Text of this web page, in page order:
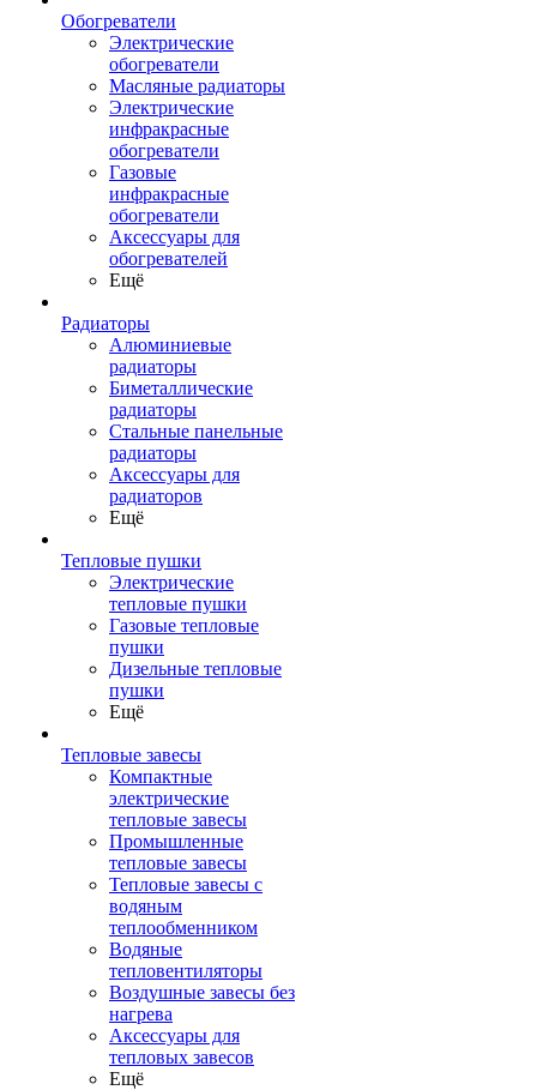
Обогреватели
Электрические
обогреватели
Масляные радиаторы
Электрические
инфракрасные
обогреватели
Газовые
инфракрасные
обогреватели
Аксессуары для
обогревателей
Ещё
Радиаторы
Алюминиевые
радиаторы
Биметаллические
радиаторы
Стальные панельные
радиаторы
Аксессуары для
радиаторов
Ещё
Тепловые пушки
Электрические
тепловые пушки
Газовые тепловые
пушки
Дизельные тепловые
пушки
Ещё
Тепловые завесы
Компактные
электрические
тепловые завесы
Промышленные
тепловые завесы
Тепловые завесы с
водяным
теплообменником
Водяные
тепловентиляторы
Воздушные завесы без
нагрева
Аксессуары для
тепловых завесов
Ещё